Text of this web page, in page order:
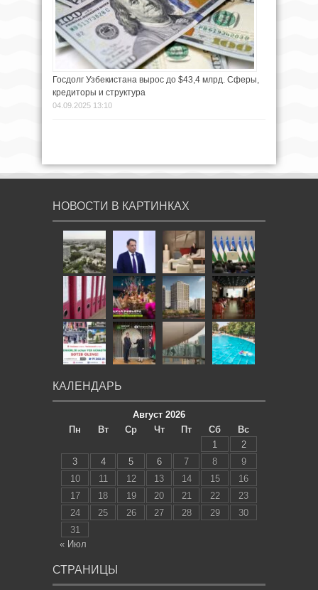
Госдолг Узбекистана вырос до $43,4 млрд. Сферы,
кредиторы и структура
04.09.2025 13:10
НОВОСТИ В КАРТИНКАХ
КАЛЕНДАРЬ
Август 2026
Пн
Вт Ср Чт Пт Сб
Вс
1
2
3
4 5 6 7 8
9
10
11 12 13 14 15
16
17
18 19 20 21 22
23
24
25 26 27 28 29
30
31
« Июл
СТРАНИЦЫ